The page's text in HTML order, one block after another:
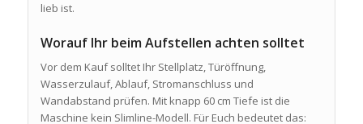
lieb ist.
Worauf Ihr beim Aufstellen achten solltet
Vor dem Kauf solltet Ihr Stellplatz, Türöffnung,
Wasserzulauf, Ablauf, Stromanschluss und
Wandabstand prüfen. Mit knapp 60 cm Tiefe ist die
Maschine kein Slimline-Modell. Für Euch bedeutet das: